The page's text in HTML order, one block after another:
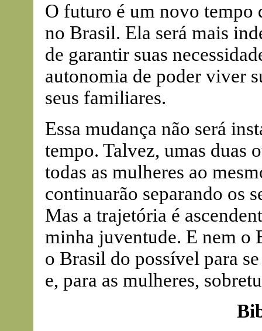
O futuro é um novo tempo
no Brasil. Ela será mais
de garantir suas
autonomia de poder viver
seus familiares.
Essa mudança não será
tempo. Talvez, umas duas
todas as mulheres ao
continuarão separando os
Mas a trajetória é
minha juventude. E nem o
o Brasil do possível para
e, para as mulheres,